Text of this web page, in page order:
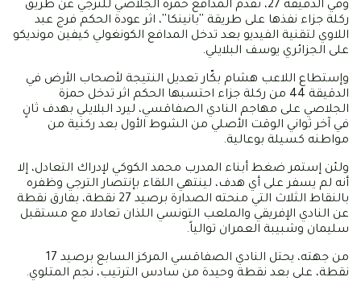
وفي الدقيقة 27، تقدم المدافع حمزة الجلاصي للترجي عن طريق
ركلة جزاء نفذها على طريقة ''بانينكا''، اثر عودة الحكم فرج عبد
اللاوي لتقنية الفيديو بعد تدخل المدافع الكونغولي كيفين مونديكو
على الجزائري يوسف البلايلي.
وإستطاع اللاعب هشام بكّار تعديل النتيجة لأصحاب الأرض في
الدقيقة 44 من ركلة جزاء احتسبها الحكم اثر تدخل حمزة
الجلاصي على مهاجم النادي الصفاقسي، ليرد البلايلي بهدف ثانٍ
في آخر ثواني الوقت الأصلي من الشوط الأول بعد ركنية من
مواطنه كسيلة بوعالية.
ولئن إستمر ضغط أبناء المدرب محمد الكوكي لإدراك التعادل، إلا
أنه لم يسفر على أي هدف، لينتهي اللقاء بإنتصار الترجي وظفره
بالنقاط الثلاث التي منحته الصدارة برصيد 27 نقطة، بفارق نقطة
عن النادي الإفريقي والملعب التونسي اللذان تعادلا مع مستقبل
سليمان وشبيبة العمران توالياً.
من جهته، يحتل النادي الصفاقسي المركز السابع برصيد 17
نقطة، على بعد نقطة وحيدة من سادس الترتيب، نجم المتلوي.